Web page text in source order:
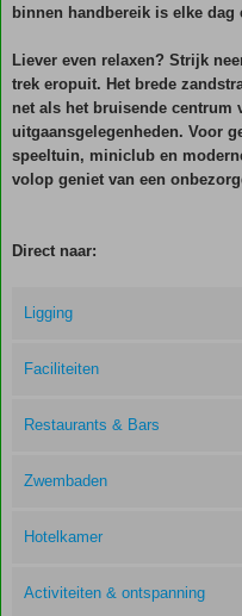
binnen handbereik is elke
Liever even relaxen? Strijk
trek eropuit. Het brede
net als het bruisende centrum
uitgaansgelegenheden. Voor
speeltuin, miniclub en
volop geniet van een
Direct naar:
Ligging
Faciliteiten
Restaurants & Bars
Zwembaden
Hotelkamer
Activiteiten & ontspanning